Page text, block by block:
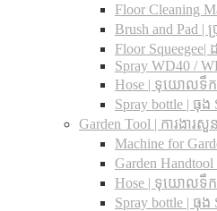
Floor Cleaning
Brush and Pad
Floor
Spray WD40 /
Hose | ទុយោលទឹក
Spray bottle | ធុង
Garden Tool | ការងារសួន
Machine for
Garden
Hose | ទុយោលទឹក
Spray bottle | ធុង